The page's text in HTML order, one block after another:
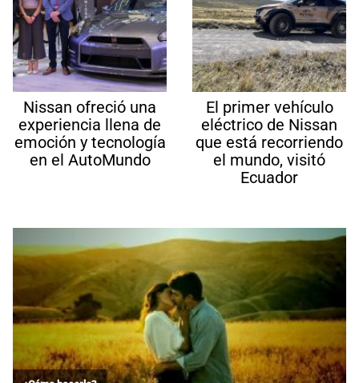
Nissan ofreció una
experiencia llena de
emoción y tecnología
en el AutoMundo
El primer vehículo
eléctrico de Nissan
que está recorriendo
el mundo, visitó
Ecuador